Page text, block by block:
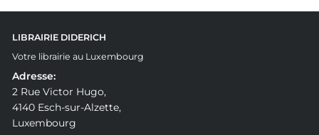
LIBRAIRIE DIDERICH
Votre librairie au Luxembourg
Adresse:
2 Rue Victor Hugo,
4140 Esch-sur-Alzette,
Luxembourg